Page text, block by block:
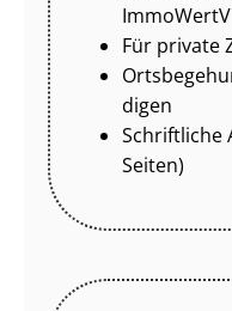
ImmoWertV
Für private
di­gen
Schriftliche
Seiten)